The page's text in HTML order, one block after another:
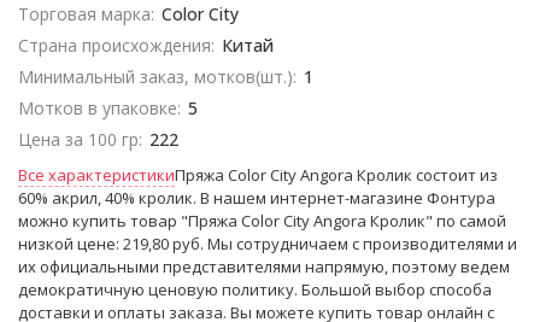
Торговая марка: Color City
Страна происхождения: Китай
Минимальный заказ, мотков(шт.): 1
Мотков в упаковке: 5
Цена за 100 гр: 222
Все характеристикиПряжа Color City Angora Кролик состоит из
60% акрил, 40% кролик. В нашем интернет-магазине Фонтура
можно купить товар "Пряжа Color City Angora Кролик" по самой
низкой цене: 219,80 руб. Мы сотрудничаем с производителями и
их официальными представителями напрямую, поэтому ведем
демократичную ценовую политику. Большой выбор способа
доставки и оплаты заказа. Вы можете купить товар онлайн с